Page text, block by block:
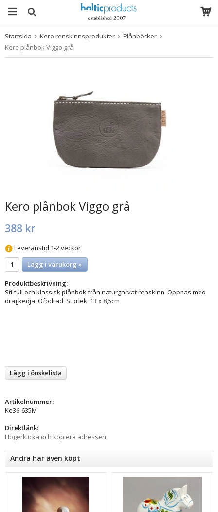
Produkten har blivit tillagd i varukorgen
Startsida Kero renskinnsprodukter
Plånböcker
Kero plånbok Viggo grå
Kero plånbok Viggo grå
388 kr
Leveranstid 1-2 veckor
Lägg i varukorg »
Produktbeskrivning:
Stilfull och klassisk plånbok från naturgarvat renskinn. Öppnas med
dragkedja. Ofodrad. Storlek: 13 x 8,5cm
Lägg i önskelista
Artikelnummer:
Ke36-635M
Direktlänk:
Högerklicka och kopiera adressen
Andra har även köpt